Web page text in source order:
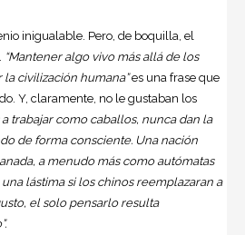
inigualable. Pero, de boquilla, el
“Mantener algo vivo más allá de los
civilización humana”es una frase que
Y, claramente, no le gustaban los
trabajar como caballos, nunca dan la
de forma consciente. Una nación
a menudo más como autómatas
lástima si los chinos reemplazaran a
el solo pensarlo resulta